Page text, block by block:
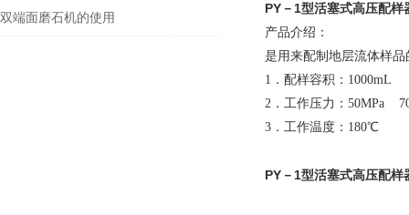
双端面磨石机的使用
PY － 1型活塞式高压配样
产品介绍：
是用来配制地层流体样
1 ．配样容积： 1000mL
2 ．工作压力： 50MPa
3 ．工作温度： 180℃
PY － 1型活塞式高压配样